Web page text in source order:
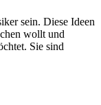
sein. Diese Ideen
wollt und
Sie sind